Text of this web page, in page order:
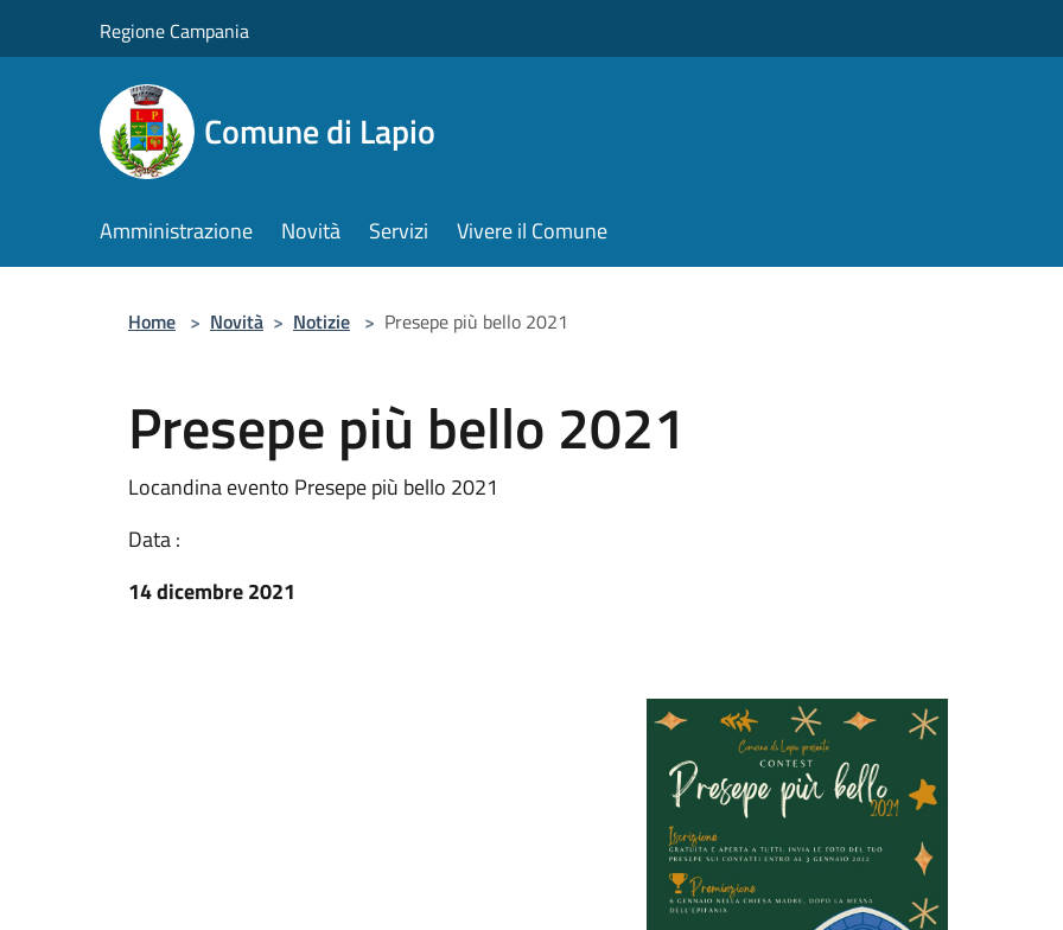
Regione Campania
Comune di Lapio
Amministrazione Novità Servizi Vivere il Comune
Home > Novità > Notizie > Presepe più bello 2021
Presepe più bello 2021
Locandina evento Presepe più bello 2021
Data :
14 dicembre 2021